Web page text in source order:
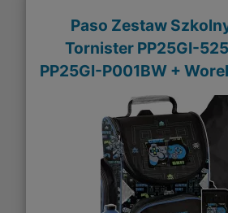
Paso Zestaw
Tornister PP25GI-
PP25GI-P001BW +